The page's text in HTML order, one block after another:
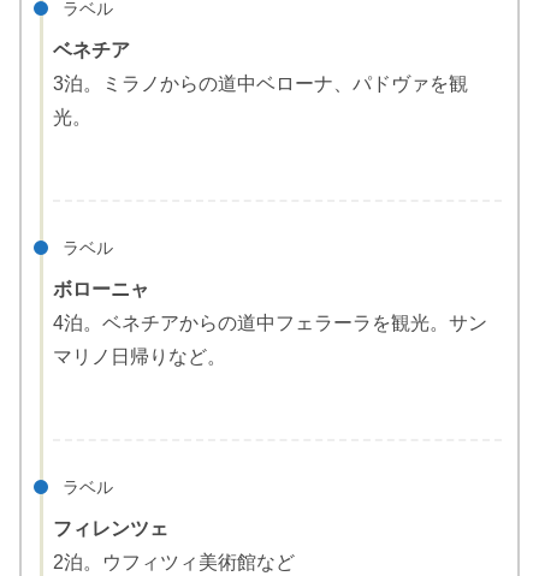
ラベル
ベネチア
3泊。ミラノからの道中ベローナ、パドヴァを観
光。
ラベル
ボローニャ
4泊。ベネチアからの道中フェラーラを観光。サン
マリノ日帰りなど。
ラベル
フィレンツェ
2泊。ウフィツィ美術館など